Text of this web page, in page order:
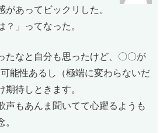
があってビックリした。
？」ってなった。
たなと自分も思ったけど、〇〇が
能性あるし（極端に変わらないだ
期待しときます。
声もあんま聞いてて心躍るようも